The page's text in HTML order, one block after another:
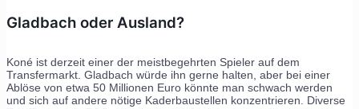
Gladbach oder Ausland?
Koné ist derzeit einer der meistbegehrten Spieler auf dem
Transfermarkt. Gladbach würde ihn gerne halten, aber bei einer
Ablöse von etwa 50 Millionen Euro könnte man schwach werden
und sich auf andere nötige Kaderbaustellen konzentrieren. Diverse